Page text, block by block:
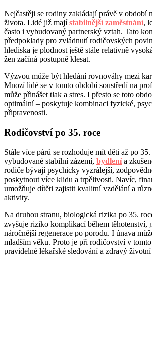
Nejčastěji se rodiny zakládají právě v období
života. Lidé již majístabilnější zaměstnání,
často i vybudovaný partnerský vztah. Tato
předpoklady pro zvládnutí rodičovských
hlediska je plodnost ještě stále relativně
žen začíná postupně klesat.
Výzvou může být hledání rovnováhy mezi
Mnozí lidé se v tomto období soustředí na
může přinášet tlak a stres. I přesto se toto
optimální – poskytuje kombinaci fyzické,
připravenosti.
Rodičovství po 35. roce
Stále více párů se rozhoduje mít děti až po
vybudované stabilní zázemí, bydlenía
rodiče bývají psychicky vyzrálejší,
poskytnout více klidu a trpělivosti. Navíc,
umožňuje dítěti zajistit kvalitní vzdělání a
aktivity.
Na druhou stranu, biologická rizika po 35.
zvyšuje riziko komplikací během těhotenství,
náročnější regenerace po porodu. I únava
mladším věku. Proto je při rodičovství v
pravidelné lékařské sledování a zdravý